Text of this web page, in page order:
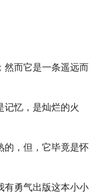
然而它是一条遥远而
记忆，是灿烂的火
的，但，它毕竟是怀
有勇气出版这本小小